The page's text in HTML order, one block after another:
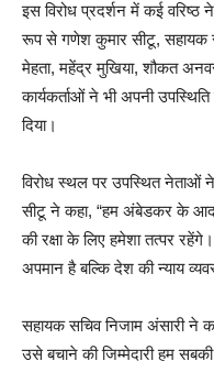
इस विरोध प्रदर्शन में कई वरिष्ठ
रूप से गणेश कुमार सीटू, सहायक
मेहता, महेंद्र मुखिया, शौकत
कार्यकर्ताओं ने भी अपनी
दिया।
विरोध स्थल पर उपस्थित नेताओं
सीटू ने कहा, “हम अंबेडकर के
की रक्षा के लिए हमेशा तत्पर
अपमान है बल्कि देश की न्याय
सहायक सचिव निजाम अंसारी ने
उसे बचाने की जिम्मेदारी हम